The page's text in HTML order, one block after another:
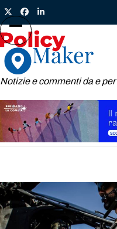
Skip
to
content
TwitterFacebook
LinkedIn
Notizie e commenti da e
Open
mobile
menu
Close
mobile
menu